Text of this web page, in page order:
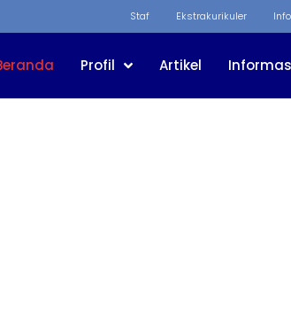
Staf Ekstrakurikuler
Profil Artikel